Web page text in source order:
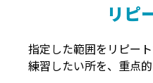
リピ
指定した範囲をリピー
練習したい所を、重点